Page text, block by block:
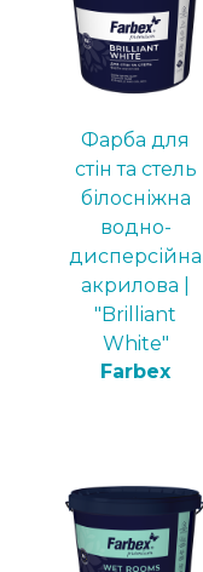
Фарба для
стін та стель
білосніжна
водно-
дисперсійна
акрилова |
"Brilliant
White"
Farbex